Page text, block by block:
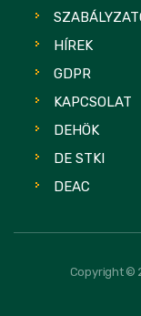
HÍREK
GDPR
KAPCSOLAT
DEHÖK
DE STKI
DEAC
Copyright ©